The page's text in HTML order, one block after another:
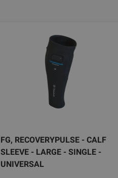
FG, RECOVERYPULSE - CALF
SLEEVE - LARGE - SINGLE -
UNIVERSAL